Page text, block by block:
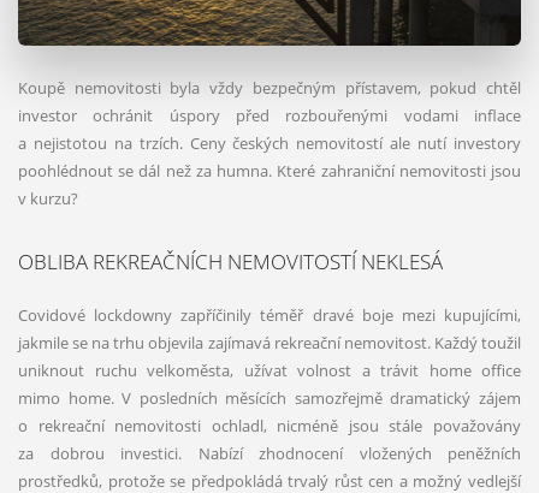
Koupě nemovitosti byla vždy bezpečným přístavem, pokud chtěl
investor ochránit úspory před rozbouřenými vodami inflace
a nejistotou na trzích. Ceny českých nemovitostí ale nutí investory
poohlédnout se dál než za humna. Které zahraniční nemovitosti jsou
v kurzu?
OBLIBA REKREAČNÍCH NEMOVITOSTÍ NEKLESÁ
Covidové lockdowny zapříčinily téměř dravé boje mezi kupujícími,
jakmile se na trhu objevila zajímavá rekreační nemovitost. Každý toužil
uniknout ruchu velkoměsta, užívat volnost a trávit home office
mimo home. V posledních měsících samozřejmě dramatický zájem
o rekreační nemovitosti ochladl, nicméně jsou stále považovány
za dobrou investici. Nabízí zhodnocení vložených peněžních
prostředků, protože se předpokládá trvalý růst cen a možný vedlejší